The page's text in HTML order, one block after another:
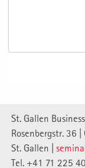
St. Gallen Business
Rosenbergstr. 36
St. Gallen |
Tel. +41 71 225